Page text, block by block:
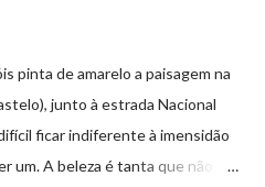
pinta de amarelo a paisagem na
junto à estrada Nacional
ficar indiferente à imensidão
um. A beleza é tanta que não